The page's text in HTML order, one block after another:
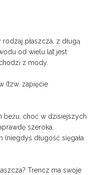
płaszcza, z długą
od wielu lat jest
z mody.
(tzw. zapięcie
beżu, choć w dzisiejszych
szeroka,
(niegdyś długość sięgała
Trencz ma swoje